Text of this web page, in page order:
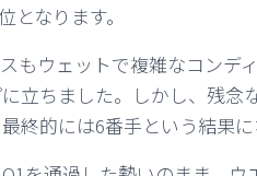
なります。
もウェットで複雑なコンデ
立ちました。しかし、残念
終的には6番手という結果に